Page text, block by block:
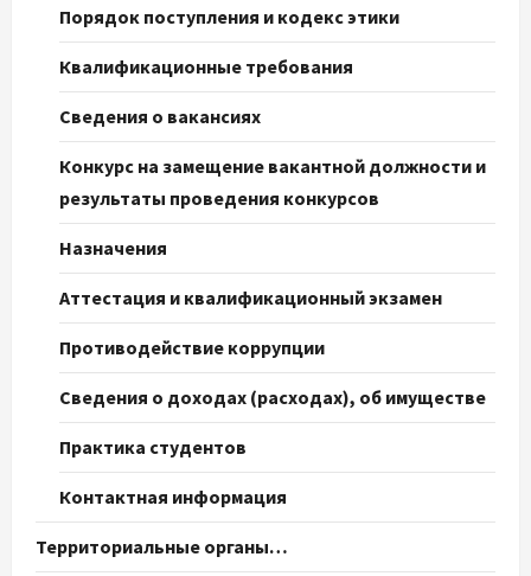
Порядок поступления и кодекс этики
Квалификационные требования
Сведения о вакансиях
Конкурс на замещение вакантной должности и
результаты проведения конкурсов
Назначения
Аттестация и квалификационный экзамен
Противодействие коррупции
Сведения о доходах (расходах), об имуществе
Практика студентов
Контактная информация
Территориальные органы…